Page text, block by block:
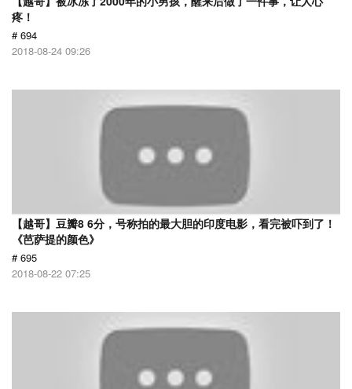
疼！
# 694
2018-08-24 09:26
【越哥】豆瓣8 6分，号称拍的最大胆的印度电影，看完被吓到了！
《芭萨提的颜色》
# 695
2018-08-22 07:25